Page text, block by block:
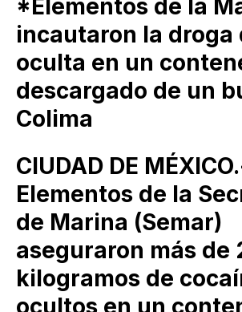
*Elementos de la
incautaron la droga
oculta en un
descargado de un
Colima
CIUDAD DE
Elementos de la
de Marina (Semar)
aseguraron más de
kilogramos de